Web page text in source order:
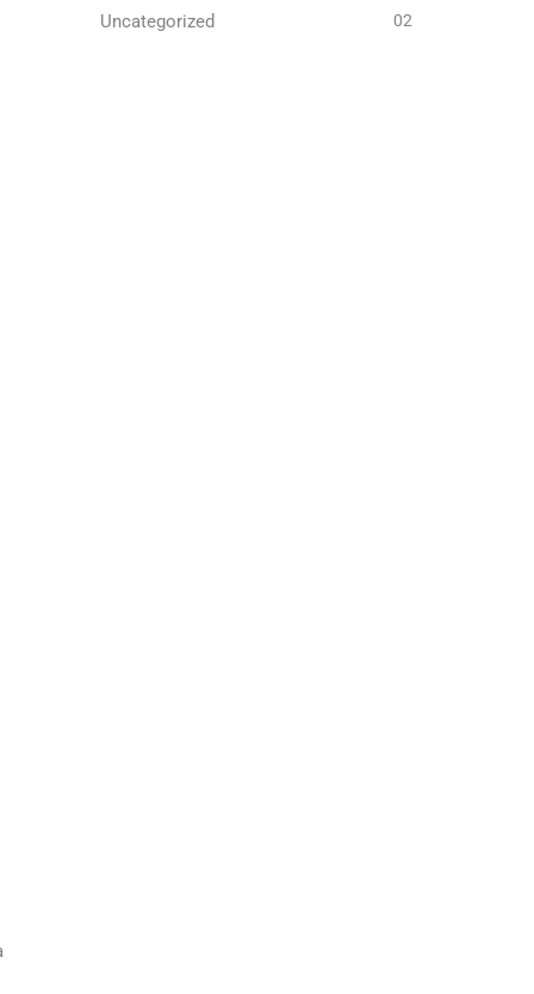
Uncategorized 02